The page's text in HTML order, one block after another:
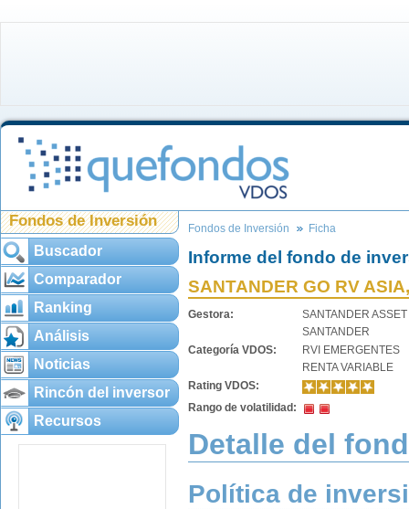
Fondos de Inversión
Buscador
Comparador
Ranking
Análisis
Noticias
Rincón del inversor
Recursos
Fondos de Inversión Ficha
Informe del fondo de
SANTANDER GO RV
Gestora:
SANTANDER
SANTANDER
Categoría VDOS:
RVI EMERGENTES
RENTA VARIABLE
Rating VDOS:
Rango de volatilidad:
Detalle del
Política de